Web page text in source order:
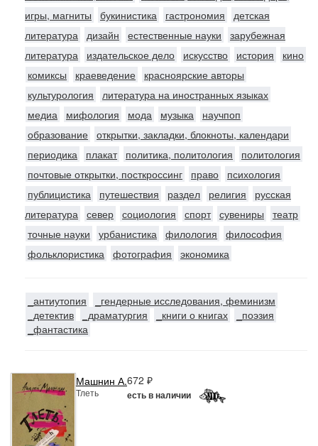
игры, магниты
букинистика гастрономия
детская
литература дизайн естественные науки
зарубежная
литература
издательское дело искусство история
кино
комиксы
краеведение
красноярские авторы
культурология
литература на иностранных языках
медиа
мифология мода музыка
научпоп
образование открытки, закладки, блокноты, календари
периодика
плакат политика, политология
политология
почтовые открытки, посткроссинг
право
психология
публицистика
путешествия раздел религия
русская
литература север социология спорт сувениры
театр
точные науки
урбанистика филология
философия
фольклористика фотография экономика
_антиутопия
_гендерные исследования, феминизм
_детектив
_драматургия _книги о книгах
_поэзия
_фантастика
Машнин А.
Тлеть
672 ₽
есть в наличии